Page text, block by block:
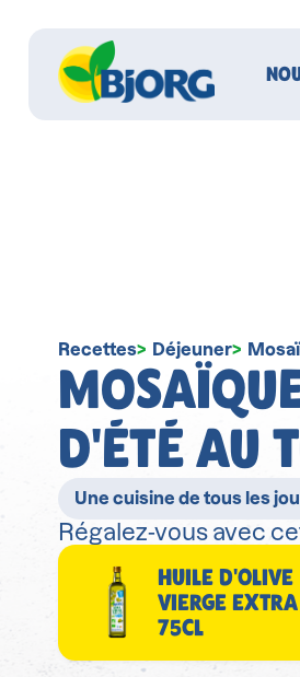
Recettes Déjeuner
D'ÉTÉ AU
Une cuisine de tous les
Régalez-vous avec
HUILE D'OLIVE
VIERGE EXTRA
75CL